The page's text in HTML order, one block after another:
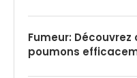
Fumeur:
poumons